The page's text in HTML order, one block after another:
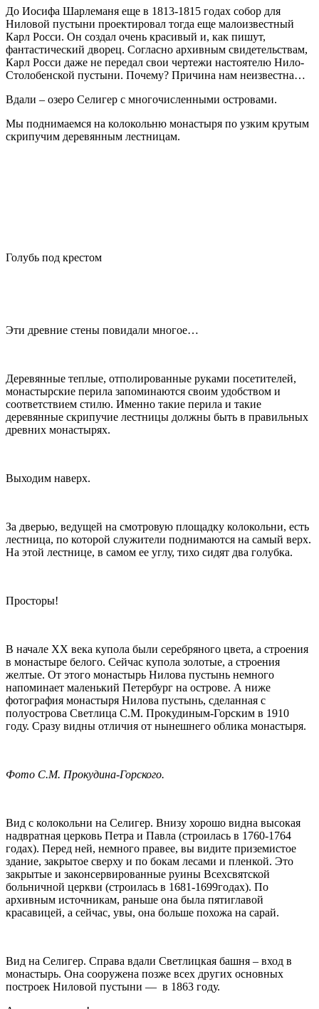
До Иосифа Шарлеманя еще в 1813-1815 годах собор для
Ниловой пустыни проектировал тогда еще малоизвестный
Карл Росси. Он создал очень красивый и, как пишут,
фантастический дворец. Согласно архивным свидетельствам,
Карл Росси даже не передал свои чертежи настоятелю Нило-
Столобенской пустыни. Почему? Причина нам неизвестна…
Вдали – озеро Селигер с многочисленными островами.
Мы поднимаемся на колокольню монастыря по узким крутым
скрипучим деревянным лестницам.
Голубь под крестом
Эти древние стены повидали многое…
Деревянные теплые, отполированные руками посетителей,
монастырские перила запоминаются своим удобством и
соответствием стилю. Именно такие перила и такие
деревянные скрипучие лестницы должны быть в правильных
древних монастырях.
Выходим наверх.
За дверью, ведущей на смотровую площадку колокольни, есть
лестница, по которой служители поднимаются на самый верх.
На этой лестнице, в самом ее углу, тихо сидят два голубка.
Просторы!
В начале XX века купола были серебряного цвета, а строения
в монастыре белого. Сейчас купола золотые, а строения
желтые. От этого монастырь Нилова пустынь немного
напоминает маленький Петербург на острове. А ниже
фотография монастыря Нилова пустынь, сделанная с
полуострова Светлица С.М. Прокудиным-Горским в 1910
году. Сразу видны отличия от нынешнего облика монастыря.
Фото С.М. Прокудина-Горского.
Вид с колокольни на Селигер. Внизу хорошо видна высокая
надвратная церковь Петра и Павла (строилась в 1760-1764
годах). Перед ней, немного правее, вы видите приземистое
здание, закрытое сверху и по бокам лесами и пленкой. Это
закрытые и законсервированные руины Всехсвятской
больничной церкви (строилась в 1681-1699годах). По
архивным источникам, раньше она была пятиглавой
красавицей, а сейчас, увы, она больше похожа на сарай.
Вид на Селигер. Справа вдали Светлицкая башня – вход в
монастырь. Она сооружена позже всех других основных
построек Ниловой пустыни — в 1863 году.